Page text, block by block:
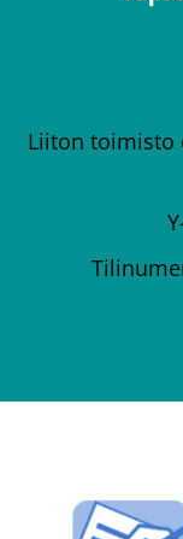
Liiton toimisto